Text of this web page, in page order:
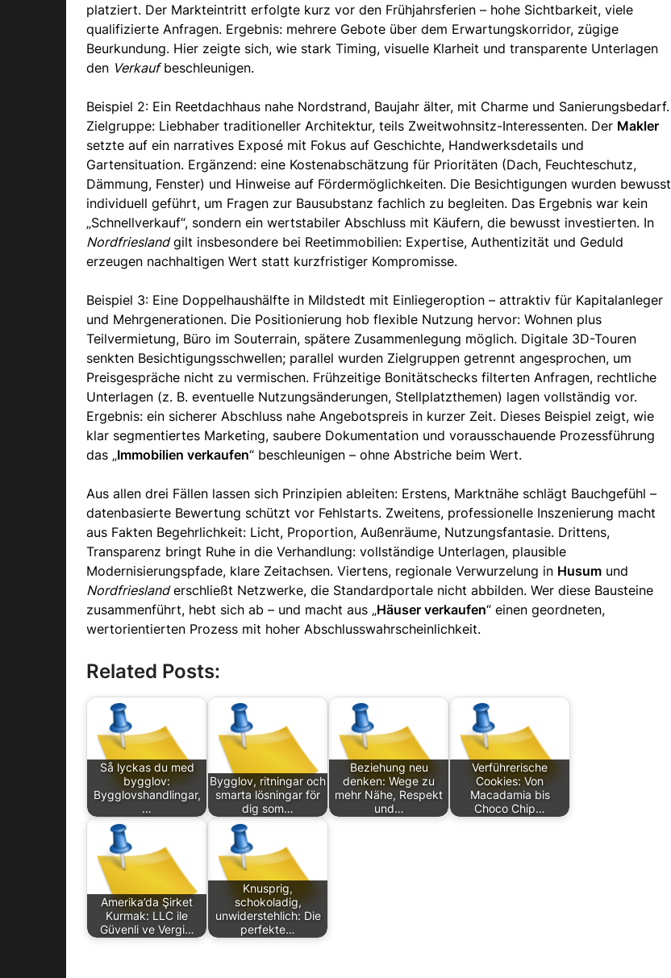
platziert. Der Markteintritt erfolgte kurz vor den Frühjahrsferien – hohe Sichtbarkeit, viele
qualifizierte Anfragen. Ergebnis: mehrere Gebote über dem Erwartungskorridor, zügige
Beurkundung. Hier zeigte sich, wie stark Timing, visuelle Klarheit und transparente Unterlagen
den Verkaufbeschleunigen.
Beispiel 2: Ein Reetdachhaus nahe Nordstrand, Baujahr älter, mit Charme und Sanierungsbedarf.
Zielgruppe: Liebhaber traditioneller Architektur, teils Zweitwohnsitz-Interessenten. Der Makler
setzte auf ein narratives Exposé mit Fokus auf Geschichte, Handwerksdetails und
Gartensituation. Ergänzend: eine Kostenabschätzung für Prioritäten (Dach, Feuchteschutz,
Dämmung, Fenster) und Hinweise auf Fördermöglichkeiten. Die Besichtigungen wurden bewusst
individuell geführt, um Fragen zur Bausubstanz fachlich zu begleiten. Das Ergebnis war kein
„Schnellverkauf“, sondern ein wertstabiler Abschluss mit Käufern, die bewusst investierten. In
Nordfrieslandgilt insbesondere bei Reetimmobilien: Expertise, Authentizität und Geduld
erzeugen nachhaltigen Wert statt kurzfristiger Kompromisse.
Beispiel 3: Eine Doppelhaushälfte in Mildstedt mit Einliegeroption – attraktiv für Kapitalanleger
und Mehrgenerationen. Die Positionierung hob flexible Nutzung hervor: Wohnen plus
Teilvermietung, Büro im Souterrain, spätere Zusammenlegung möglich. Digitale 3D-Touren
senkten Besichtigungsschwellen; parallel wurden Zielgruppen getrennt angesprochen, um
Preisgespräche nicht zu vermischen. Frühzeitige Bonitätschecks filterten Anfragen, rechtliche
Unterlagen (z. B. eventuelle Nutzungsänderungen, Stellplatzthemen) lagen vollständig vor.
Ergebnis: ein sicherer Abschluss nahe Angebotspreis in kurzer Zeit. Dieses Beispiel zeigt, wie
klar segmentiertes Marketing, saubere Dokumentation und vorausschauende Prozessführung
das „Immobilien verkaufen“ beschleunigen – ohne Abstriche beim Wert.
Aus allen drei Fällen lassen sich Prinzipien ableiten: Erstens, Marktnähe schlägt Bauchgefühl –
datenbasierte Bewertung schützt vor Fehlstarts. Zweitens, professionelle Inszenierung macht
aus Fakten Begehrlichkeit: Licht, Proportion, Außenräume, Nutzungsfantasie. Drittens,
Transparenz bringt Ruhe in die Verhandlung: vollständige Unterlagen, plausible
Modernisierungspfade, klare Zeitachsen. Viertens, regionale Verwurzelung in Husum und
Nordfrieslanderschließt Netzwerke, die Standardportale nicht abbilden. Wer diese Bausteine
zusammenführt, hebt sich ab – und macht aus „Häuser verkaufen“ einen geordneten,
wertorientierten Prozess mit hoher Abschlusswahrscheinlichkeit.
Related Posts:
Så lyckas du med
bygglov:
Bygglovshandlingar,
…
Bygglov, ritningar och
smarta lösningar för
dig som…
Beziehung neu
denken: Wege zu
mehr Nähe, Respekt
und…
Verführerische
Cookies: Von
Macadamia bis
Choco Chip…
Amerika’da Şirket
Kurmak: LLC ile
Güvenli ve Vergi…
Knusprig,
schokoladig,
unwiderstehlich: Die
perfekte…